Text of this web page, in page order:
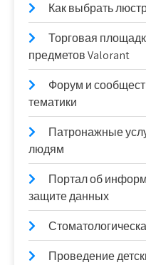
Как выбрать
Торговая
предметов Valorant
Форум и
тематики
Патронажные
людям
Портал об
защите данных
Проведение